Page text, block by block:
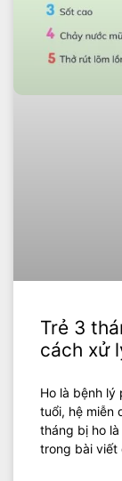
Trẻ 3
cách xử
Ho là bệnh lý
tuổi, hệ miễn
tháng bị ho
trong bài viết